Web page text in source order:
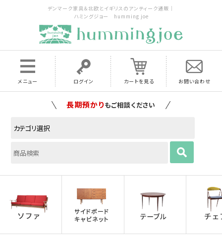
デンマーク家具＆北欧とイギリスのアンティーク通販｜
ハミングジョー humming joe
メニュー ログイン カートを見る お問い合わせ
長期預かりもご相談ください